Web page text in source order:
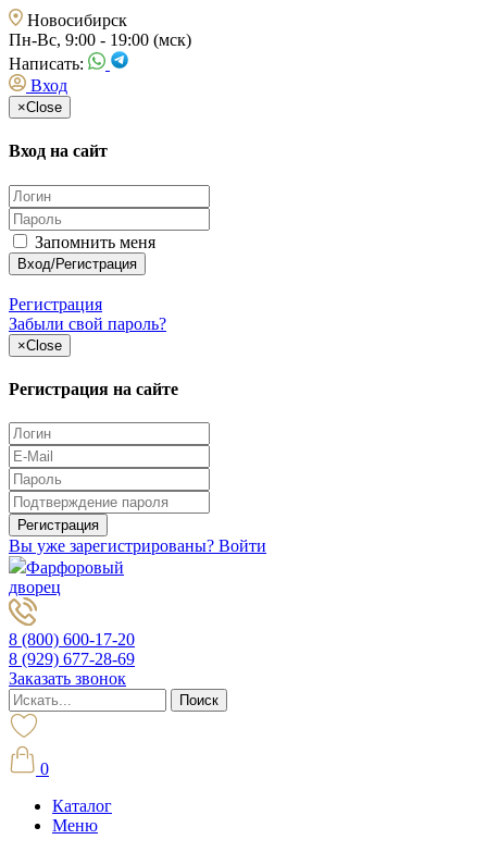
Новосибирск
Пн-Вс, 9:00 - 19:00 (мск)
Написать:
Вход
×Close
Вход на сайт
Запомнить меня
Регистрация
Забыли свой пароль?
×Close
Регистрация на сайте
Вы уже зарегистрированы? Войти
Фарфоровый
дворец
8 (800) 600-17-20
8 (929) 677-28-69
Заказать звонок
0
Каталог
Меню